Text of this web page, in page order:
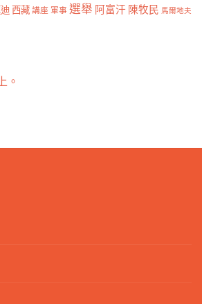
西藏 講座 軍事 選舉 阿富汗 陳牧民 馬爾地夫
。